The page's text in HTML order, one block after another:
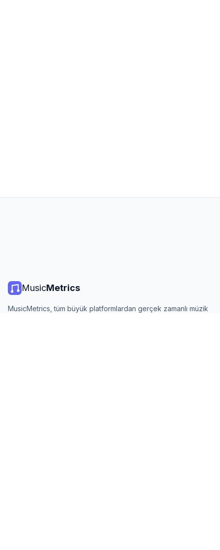
MusicMetrics
MusicMetrics, tüm büyük platformlardan gerçek zamanlı müzik